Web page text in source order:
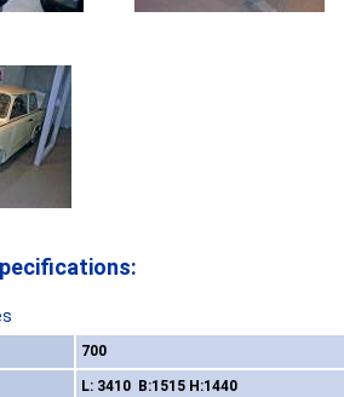
700
L: 3410 B:1515 H:1440